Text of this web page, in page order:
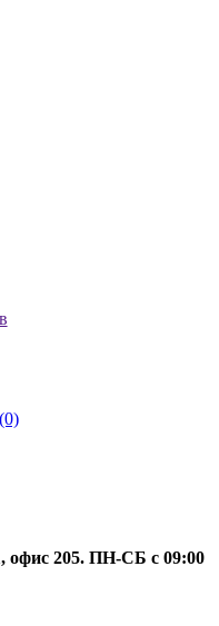
офис 205. ПН-СБ с 09:00